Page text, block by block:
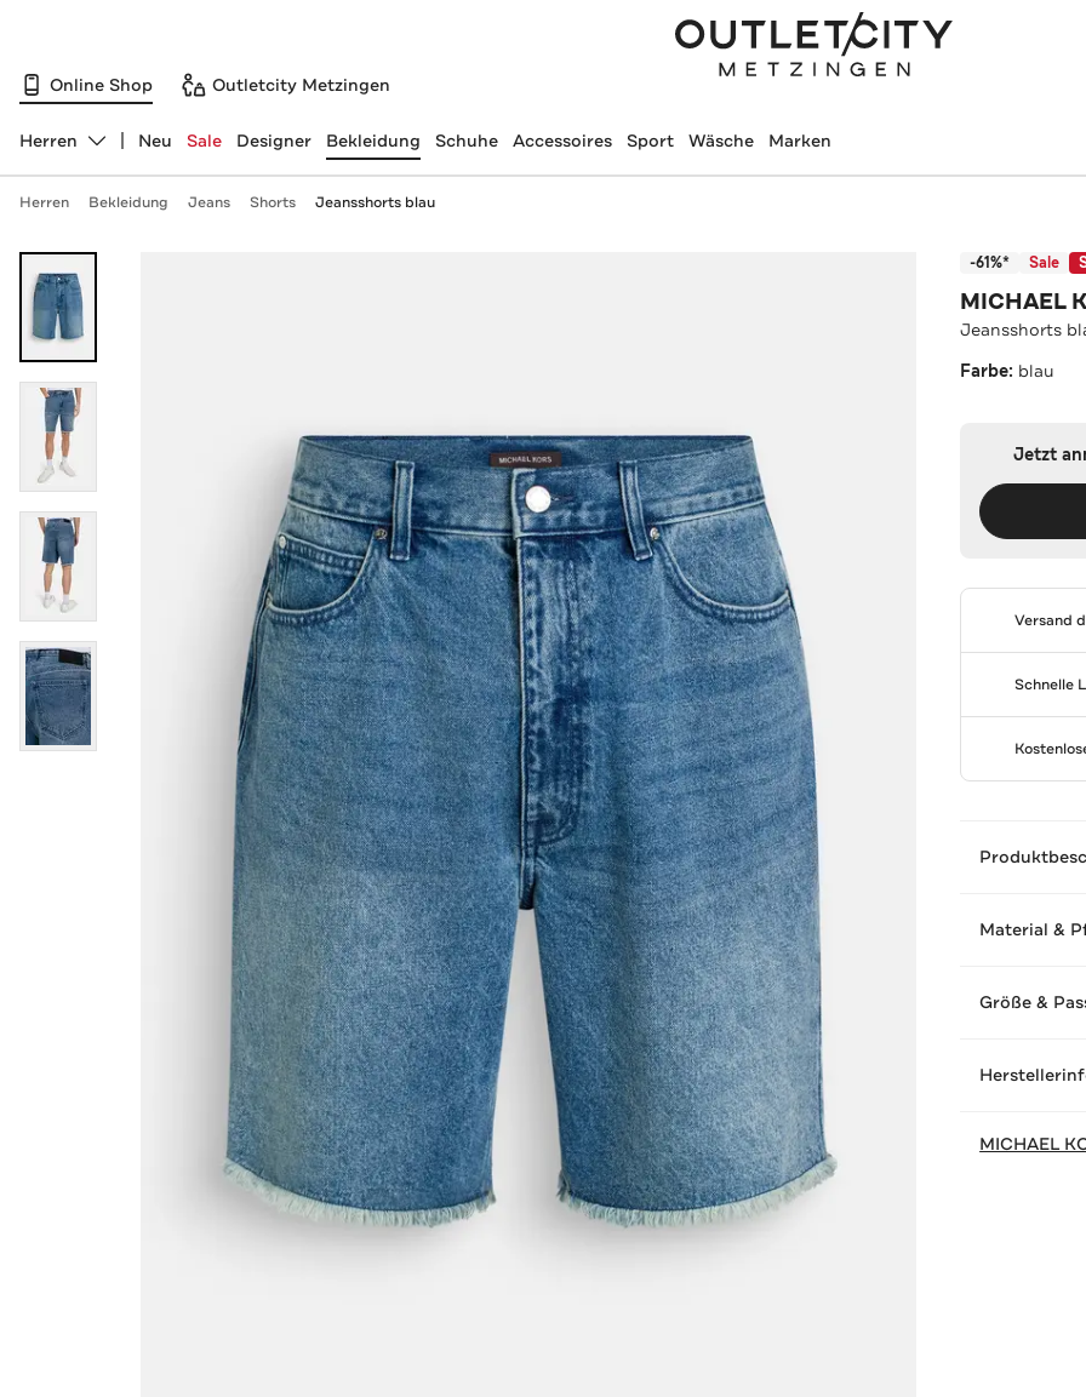
Online Shop Outletcity Metzingen
Abteilung ändern, ausgewählt:
Herren Neu Sale Designer Bekleidung Schuhe Accessoires Sport Wäsche Marken
Herren Bekleidung Jeans Shorts Jeansshorts blau
-61%* Sale
MICHAEL
Jeansshorts
Farbe: blau
Jetzt
Versand
Schnelle
Material &
Größe &
MICHAEL